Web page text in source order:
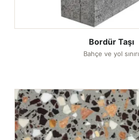
Bordür Taşı
Bahçe ve yol sınırı